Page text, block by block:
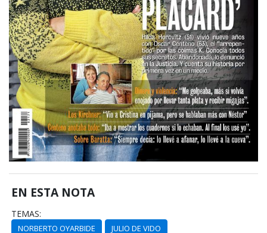
EN ESTA NOTA
TEMAS:
NORBERTO OYARBIDE JULIO DE VIDO